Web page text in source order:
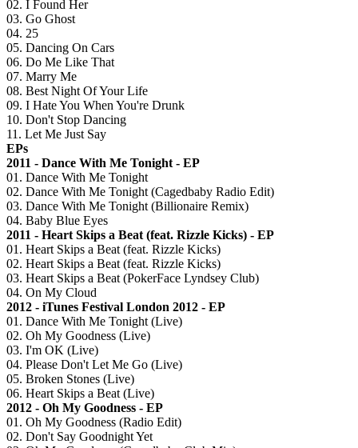
02. I Found Her
03. Go Ghost
04. 25
05. Dancing On Cars
06. Do Me Like That
07. Marry Me
08. Best Night Of Your Life
09. I Hate You When You're Drunk
10. Don't Stop Dancing
11. Let Me Just Say
EPs
2011 - Dance With Me Tonight - EP
01. Dance With Me Tonight
02. Dance With Me Tonight (Cagedbaby Radio Edit)
03. Dance With Me Tonight (Billionaire Remix)
04. Baby Blue Eyes
2011 - Heart Skips a Beat (feat. Rizzle Kicks) - EP
01. Heart Skips a Beat (feat. Rizzle Kicks)
02. Heart Skips a Beat (feat. Rizzle Kicks)
03. Heart Skips a Beat (PokerFace Lyndsey Club)
04. On My Cloud
2012 - iTunes Festival London 2012 - EP
01. Dance With Me Tonight (Live)
02. Oh My Goodness (Live)
03. I'm OK (Live)
04. Please Don't Let Me Go (Live)
05. Broken Stones (Live)
06. Heart Skips a Beat (Live)
2012 - Oh My Goodness - EP
01. Oh My Goodness (Radio Edit)
02. Don't Say Goodnight Yet